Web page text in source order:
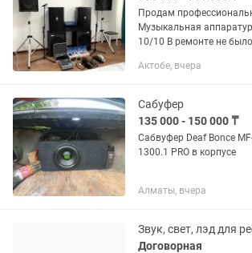
Продам
Музыкальная
10/10 В ремонте не
пассивный пульт 3
2...
Актобе, вчера
Сабуфер
135 000 - 150 000 ₸
Сабвуфер Deaf Bonce
1300.1 PRO в корпусе
Алматы, вчера
Договорная